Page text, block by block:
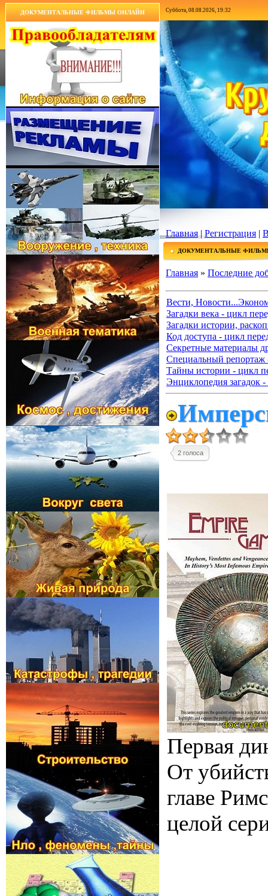
ДОКУМЕНТАЛЬНЫЕ ФИЛЬМЫ ОНЛАЙН Суббота, 08.08.2026, 19:32
Главная|Регистрация |
ДОКУМЕНТАЛЬНЫЕ
Главная » Последние
Вести,
Загадки века - цикл
Загадки истории,
Код доступа - цикл
Секретные материалы
Специальный репортаж
Тайны истории - цикл
Энциклопедия загадок -
2 голоса
Первая
От
главе
целой